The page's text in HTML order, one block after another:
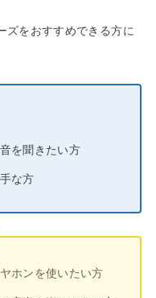
ズをおすすめできる方に
を聞きたい方
な方
ホンを使いたい方